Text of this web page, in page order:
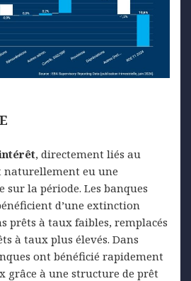
, directement liés au
naturellement eu une
la période. Les banques
d’une extinction
prêts à taux faibles, remplacés
à taux plus élevés. Dans
ont bénéficié rapidement
grâce à une structure de prêt